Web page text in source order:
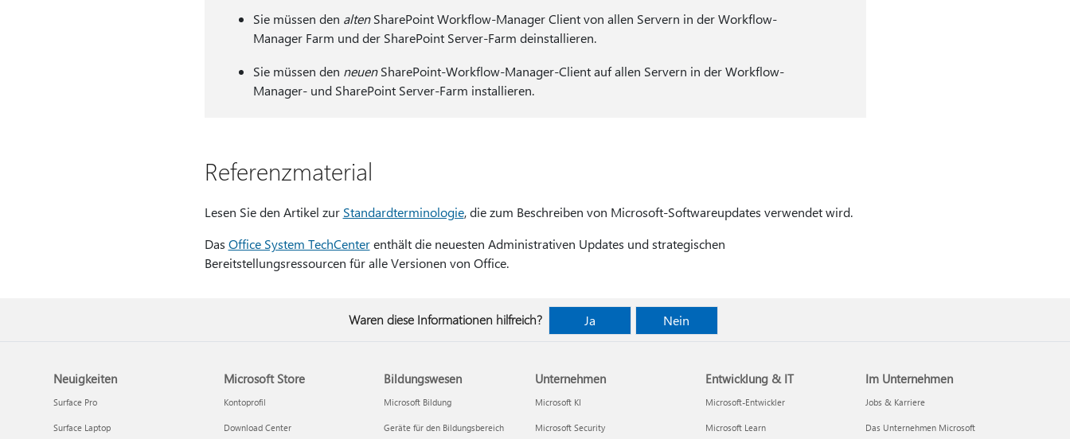
Sie müssen den altenSharePoint Workflow-Manager Client von allen Servern in der Workflow-
Manager Farm und der SharePoint Server-Farm deinstallieren.
Sie müssen den neuenSharePoint-Workflow-Manager-Client auf allen Servern in der Workflow-
Manager- und SharePoint Server-Farm installieren.
Referenzmaterial
Lesen Sie den Artikel zur Standardterminologie, die zum Beschreiben von Microsoft-Softwareupdates verwendet wird.
Das Office System TechCenterenthält die neuesten Administrativen Updates und strategischen
Bereitstellungsressourcen für alle Versionen von Office.
Waren diese Informationen hilfreich? Ja Nein
Neuigkeiten
Surface Pro
Surface Laptop
Microsoft Store
Kontoprofil
Download Center
Bildungswesen
Microsoft Bildung
Geräte für den Bildungsbereich
Unternehmen
Microsoft KI
Microsoft Security
Entwicklung & IT
Microsoft-Entwickler
Microsoft Learn
Im Unternehmen
Jobs & Karriere
Das Unternehmen Microsoft